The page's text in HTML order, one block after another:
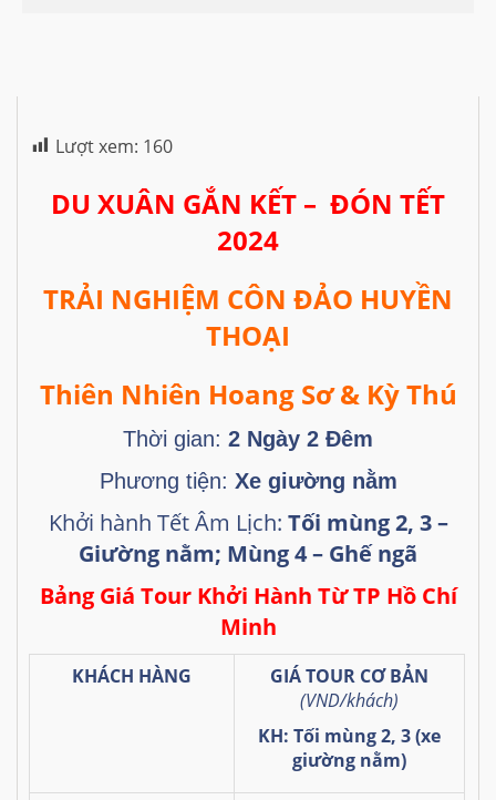
Lượt xem: 160
DU XUÂN GẮN KẾT – ĐÓN TẾT
2024
TRẢI NGHIỆM CÔN ĐẢO HUYỀN
THOẠI
Thiên Nhiên Hoang Sơ& KỳThú
Thời gian: 2 Ngày 2 Đêm
Phương tiện: Xe giường nằm
Khởi hành Tết Âm Lịch: Tối mùng 2, 3 –
Giường nằm; Mùng 4 – Ghế ngã
Bảng Giá Tour Khởi Hành Từ TP Hồ Chí
Minh
KHÁCH HÀNG
GIÁ TOUR CƠ BẢN
(VND/khách)
KH: Tối mùng 2, 3 (xe
giường nằm)